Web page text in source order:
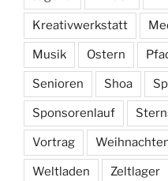
Kreativwerkstatt
Musik Ostern
Senioren Shoa
Sponsorenlauf
Vortrag
Weltladen Zeltlager